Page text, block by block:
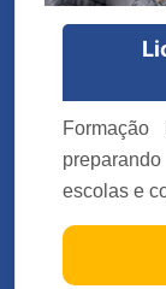
escolas e